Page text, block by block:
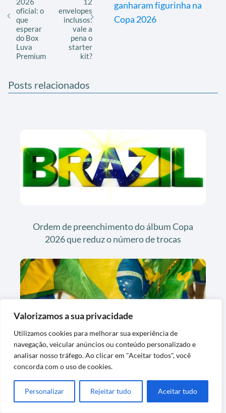
Valorizamos a sua privacidade
Utilizamos cookies para melhorar sua experiência de
navegação, veicular anúncios ou conteúdo personalizado e
analisar nosso tráfego. Ao clicar em "Aceitar todos", você
concorda com o uso de cookies.
Personalizar Rejeitar tudo Aceitar tudo
ganharam figurinha na
Copa 2026
oficial: o
que
esperar
do Box
Luva
Premium
envelopes
inclusos:
vale a
pena o
starter
kit?
Posts relacionados
Ordem de preenchimento do álbum Copa
2026 que reduz o número de trocas
Selo e vedação do envelope Copa 2026: 5
sinais de pacote falsificado